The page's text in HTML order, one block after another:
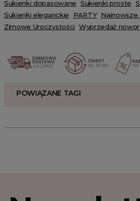
Sukienki dopasowane Sukienki proste
Sukienki eleganckie
PARTY
Zimowe Uroczystości Wyprzedaż
POWIĄZANE TAGI